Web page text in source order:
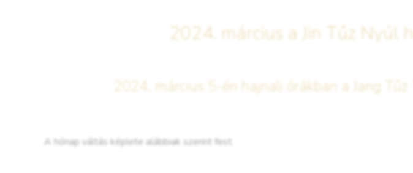
2024. március a Jin Tűz
2024. március 5-én hajnali órákban a Jang
A hónap váltás képlete alábbiak szerint fest: